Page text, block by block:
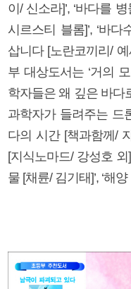
이/ 신소라]’, ‘바다를
시르스티 블롬]’, ‘바다
삽니다 [노란코끼리/
부 대상도서는 ‘거의
학자들은 왜 깊은 바다
과학자가 들려주는 드
다의 시간 [책과함께/
[지식노마드/ 강성호 외
물 [채륜/ 김기태]’, ‘해